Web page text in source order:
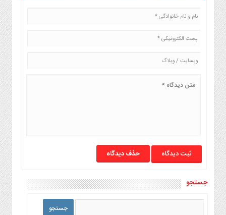
حذف دیدگاه
جستجو